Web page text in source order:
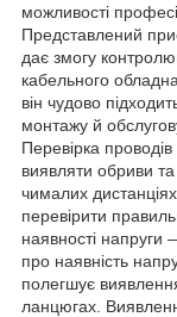
можливості
Представлений
дає змогу
кабельного
він чудово
монтажу й
Перевірка
виявляти обриви
чималих
перевірити
наявності
про наявність
полегшує
ланцюгах.